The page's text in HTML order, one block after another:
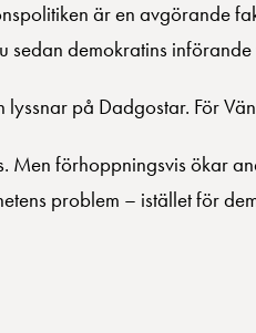
är en avgörande
sedan demokratins
på Dadgostar. För
Men förhoppningsvis ökar
problem – istället för